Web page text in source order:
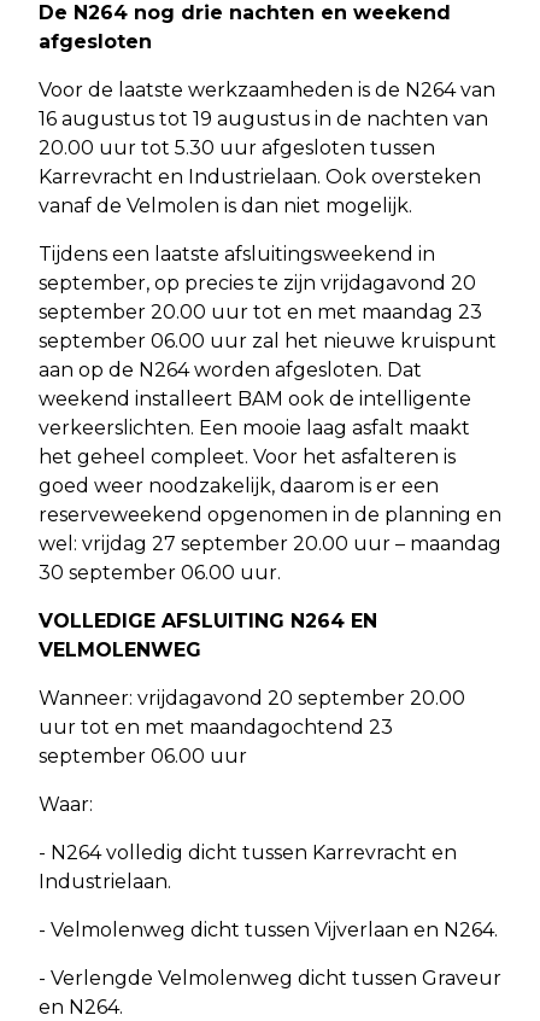
De N264 nog drie nachten en weekend
afgesloten
Voor de laatste werkzaamheden is de N264 van
16 augustus tot 19 augustus in de nachten van
20.00 uur tot 5.30 uur afgesloten tussen
Karrevracht en Industrielaan. Ook oversteken
vanaf de Velmolen is dan niet mogelijk.
Tijdens een laatste afsluitingsweekend in
september, op precies te zijn vrijdagavond 20
september 20.00 uur tot en met maandag 23
september 06.00 uur zal het nieuwe kruispunt
aan op de N264 worden afgesloten. Dat
weekend installeert BAM ook de intelligente
verkeerslichten. Een mooie laag asfalt maakt
het geheel compleet. Voor het asfalteren is
goed weer noodzakelijk, daarom is er een
reserveweekend opgenomen in de planning en
wel: vrijdag 27 september 20.00 uur – maandag
30 september 06.00 uur.
VOLLEDIGE AFSLUITING N264 EN
VELMOLENWEG
Wanneer: vrijdagavond 20 september 20.00
uur tot en met maandagochtend 23
september 06.00 uur
Waar:
- N264 volledig dicht tussen Karrevracht en
Industrielaan.
- Velmolenweg dicht tussen Vijverlaan en N264.
- Verlengde Velmolenweg dicht tussen Graveur
en N264.